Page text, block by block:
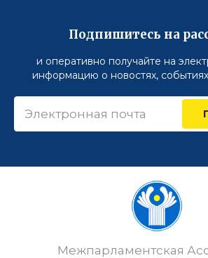
Подпишитесь на
и оперативно получайте на
информацию о новостях,
Межпарламентская